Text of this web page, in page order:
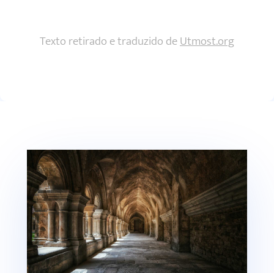
Texto retirado e traduzido deUtmost.org